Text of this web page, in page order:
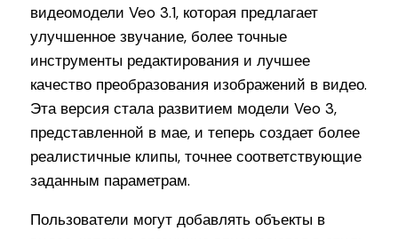
видеомодели Veo 3.1, которая предлагает
улучшенное звучание, более точные
инструменты редактирования и лучшее
качество преобразования изображений в видео.
Эта версия стала развитием модели Veo 3,
представленной в мае, и теперь создает более
реалистичные клипы, точнее соответствующие
заданным параметрам.
Пользователи могут добавлять объекты в